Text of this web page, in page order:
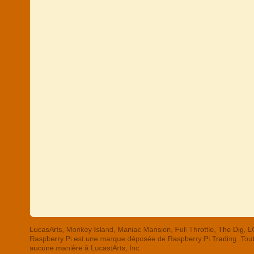
LucasArts, Monkey Island, Maniac Mansion, Full Throttle, The Dig,
Raspberry Pi est une marque déposée de Raspberry Pi Trading.
aucune manière à LucastArts, Inc.